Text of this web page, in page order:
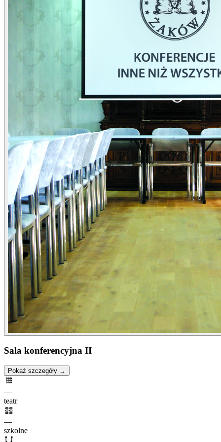
Sala konferencyjna II
Pokaż szczegóły →
—
teatr
—
szkolne